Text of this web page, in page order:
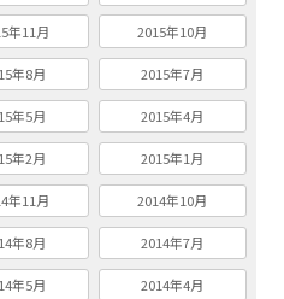
年11月 2015年10月
年8月 2015年7月
年5月 2015年4月
年2月 2015年1月
年11月 2014年10月
年8月 2014年7月
年5月 2014年4月